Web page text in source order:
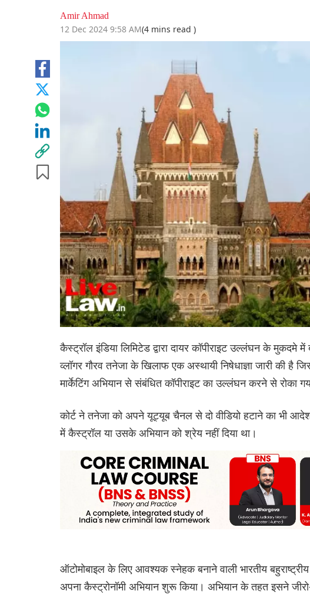
Amir Ahmad
12 Dec 2024 9:58 AM(4 mins read )
कैस्ट्रॉल इंडिया लिमिटेड द्वारा दायर कॉपीराइट उल्लंघन के मुकदमे
व्लॉगर गौरव तनेजा के खिलाफ एक अस्थायी निषेधाज्ञा जारी की है
मार्केटिंग अभियान से संबंधित कॉपीराइट का उल्लंघन करने से रोका
कोर्ट ने तनेजा को अपने यूट्यूब चैनल से दो वीडियो हटाने का भी आदेश
में कैस्ट्रॉल या उसके अभियान को श्रेय नहीं दिया था।
ऑटोमोबाइल के लिए आवश्यक स्नेहक बनाने वाली भारतीय
अपना कैस्ट्रोनॉमी अभियान शुरू किया। अभियान के तहत इसने